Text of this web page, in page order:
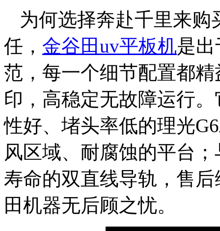
为何选择奔赴千里来
任， 金谷田uv平板机是
范，每一个细节配置都
印，高稳定无故障运行
性好、堵头率低的理光
风区域、耐腐蚀的平台
寿命的双直线导轨，售
田机器无后顾之忧。